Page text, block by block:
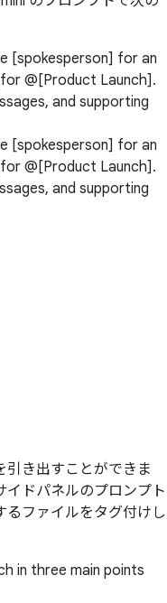
[spokesperson] for an
@[Product Launch].
and supporting
[spokesperson] for an
@[Product Launch].
and supporting
引き出すことができま
イドパネルのプロンプト
るファイルをタグ付けし
in three main points